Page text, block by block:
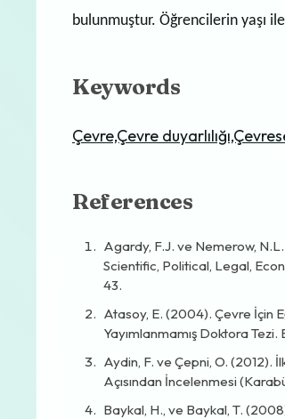
bulunmuştur. Öğrencilerin yaşı
Keywords
Çevre,Çevre
References
Agardy, F.J. ve Nemerow,
Scientific, Political, Legal,
43.
Atasoy, E. (2004). Çevre İçin
Yayımlanmamış Doktora
Aydin, F. ve Çepni, O. (2012).
Açısından İncelenmesi
Baykal, H., ve Baykal, T.